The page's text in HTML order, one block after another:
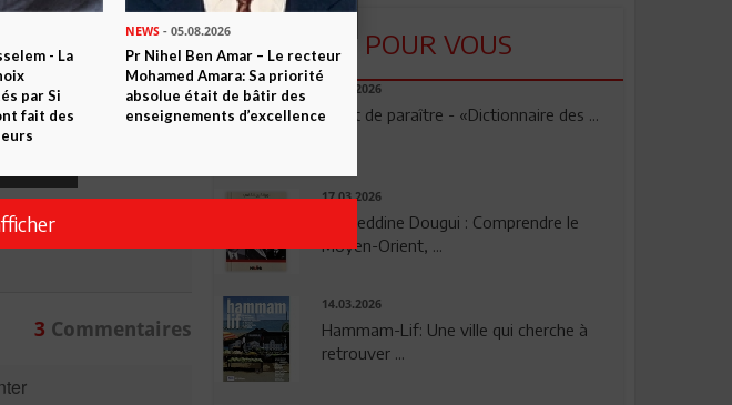
!
3 Commentaires
LU POUR VOUS
23.04.2026
Vient de paraître - «Dictionnaire des ...
17.03.2026
Noureddine Dougui : Comprendre le
Moyen-Orient, ...
14.03.2026
Hammam-Lif: Une ville qui cherche à
retrouver ...
- La
par Si
fait des
NEWS- 05.08.2026
Pr Nihel Ben Amar – Le recteur
Mohamed Amara: Sa priorité
absolue était de bâtir des
enseignements d’excellence